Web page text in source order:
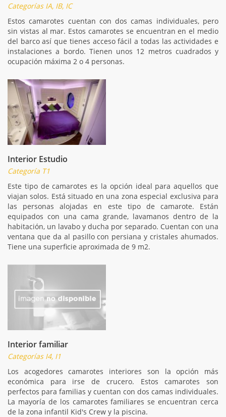
Categorías IA, IB, IC
Estos camarotes cuentan con dos camas individuales, pero
sin vistas al mar. Estos camarotes se encuentran en el medio
del barco así que tienes acceso fácil a todas las actividades e
instalaciones a bordo. Tienen unos 12 metros cuadrados y
ocupación máxima 2 o 4 personas.
Interior Estudio
Categoría T1
Este tipo de camarotes es la opción ideal para aquellos que
viajan solos. Está situado en una zona especial exclusiva para
las personas alojadas en este tipo de camarote. Están
equipados con una cama grande, lavamanos dentro de la
habitación, un lavabo y ducha por separado. Cuentan con una
ventana que da al pasillo con persiana y cristales ahumados.
Tiene una superficie aproximada de 9 m2.
Interior familiar
Categorías I4, I1
Los acogedores camarotes interiores son la opción más
económica para irse de crucero. Estos camarotes son
perfectos para familias y cuentan con dos camas individuales.
La mayoría de los camarotes familiares se encuentran cerca
de la zona infantil Kid's Crew y la piscina.